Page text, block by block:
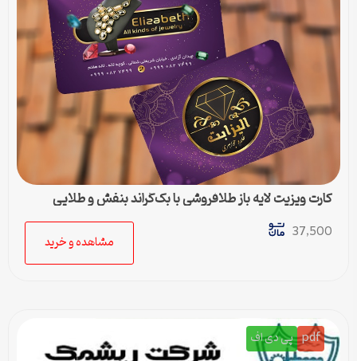
کارت ویزیت لایه باز طلافروشی با بک‌گراند بنفش و طلایی
37,500
مشاهده و خرید
pdf پی دی اف